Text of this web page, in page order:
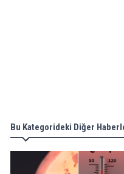
Bu Kategorideki Diğer